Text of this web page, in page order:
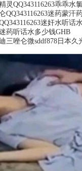
灵QQ343116263乖乖水
QQ343116263迷药蒙汗
迷奸水听话
药听话水多少钱GHB
三唑仑微sddf878日本